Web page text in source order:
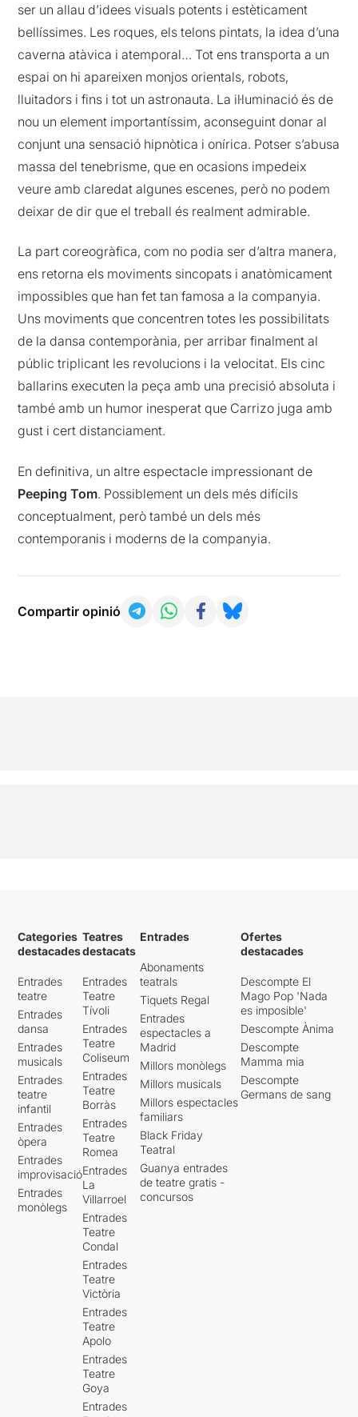
ser un allau d’idees visuals potents i estèticament
bellíssimes. Les roques, els telons pintats, la idea d’una
caverna atàvica i atemporal… Tot ens transporta a un
espai on hi apareixen monjos orientals, robots,
lluitadors i fins i tot un astronauta. La il·luminació és de
nou un element importantíssim, aconseguint donar al
conjunt una sensació hipnòtica i onírica. Potser s’abusa
massa del tenebrisme, que en ocasions impedeix
veure amb claredat algunes escenes, però no podem
deixar de dir que el treball és realment admirable.
La part coreogràfica, com no podia ser d’altra manera,
ens retorna els moviments sincopats i anatòmicament
impossibles que han fet tan famosa a la companyia.
Uns moviments que concentren totes les possibilitats
de la dansa contemporània, per arribar finalment al
públic triplicant les revolucions i la velocitat. Els cinc
ballarins executen la peça amb una precisió absoluta i
també amb un humor inesperat que Carrizo juga amb
gust i cert distanciament.
En definitiva, un altre espectacle impressionant de
Peeping Tom. Possiblement un dels més difícils
conceptualment, però també un dels més
contemporanis i moderns de la companyia.
Compartir opinió
Categories
destacades
Entrades
teatre
Entrades
dansa
Entrades
musicals
Entrades
teatre
infantil
Entrades
òpera
Entrades
improvisació
Entrades
monòlegs
Teatres
destacats
Entrades
Teatre
Tívoli
Entrades
Teatre
Coliseum
Entrades
Teatre
Borràs
Entrades
Teatre
Romea
Entrades
La
Villarroel
Entrades
Teatre
Condal
Entrades
Teatre
Victòria
Entrades
Teatre
Apolo
Entrades
Teatre
Goya
Entrades
Entrades
Abonaments
teatrals
Tiquets Regal
Entrades
espectacles a
Madrid
Millors monòlegs
Millors musicals
Millors espectacles
familiars
Black Friday
Teatral
Guanya entrades
de teatre gratis -
concursos
Ofertes
destacades
Descompte El
Mago Pop 'Nada
es imposible'
Descompte Ànima
Descompte
Mamma mia
Descompte
Germans de sang